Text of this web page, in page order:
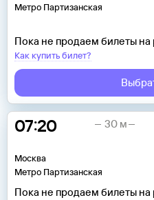
Метро Партизанская
Пока не продаем билеты на
Как купить билет?
07:20
Москва
Метро Партизанская
30 м
Пока не продаем билеты на